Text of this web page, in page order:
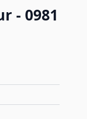
- 0981